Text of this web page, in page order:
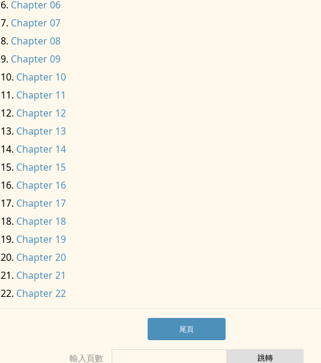
Chapter 06
Chapter 07
Chapter 08
Chapter 09
Chapter 10
Chapter 11
Chapter 12
Chapter 13
Chapter 14
Chapter 15
Chapter 16
Chapter 17
Chapter 18
Chapter 19
Chapter 20
Chapter 21
Chapter 22
尾頁
輸入頁數